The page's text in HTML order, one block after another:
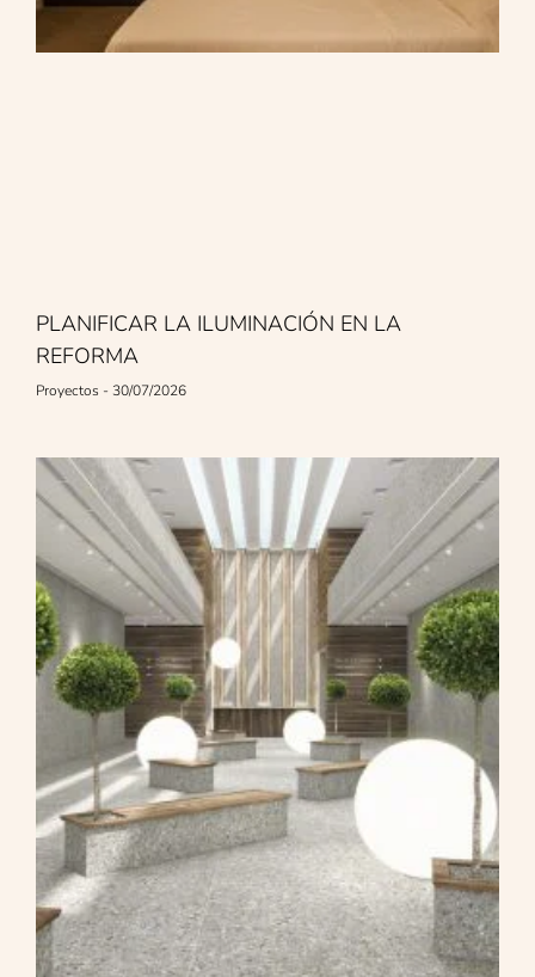
PLANIFICAR LA ILUMINACIÓN EN LA
REFORMA
Proyectos 30/07/2026